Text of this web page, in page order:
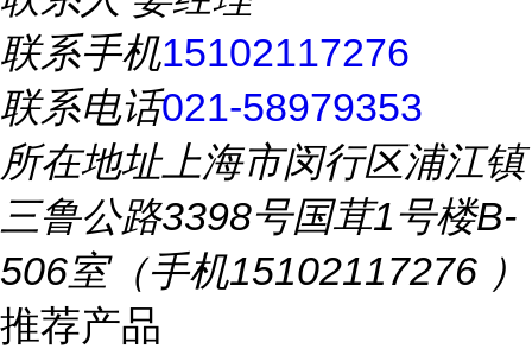
联系手机15102117276
联系电话021-58979353
所在地址上海市闵行区浦江镇
三鲁公路3398号国茸1号楼B-
506室（手机15102117276 ）
推荐产品